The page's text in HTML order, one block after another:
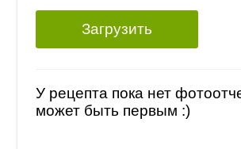
Загрузить
У рецепта пока нет
может быть первым :)